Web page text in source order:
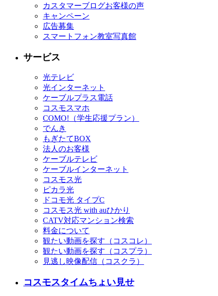
カスタマーブログお客様の声
キャンペーン
広告募集
スマートフォン教室写真館
サービス
光テレビ
光インターネット
ケーブルプラス電話
コスモスマホ
COMO!（学生応援プラン）
でんき
もぎたてBOX
法人のお客様
ケーブルテレビ
ケーブルインターネット
コスモス光
ピカラ光
ドコモ光 タイプC
コスモス光 with auひかり
CATV対応マンション検索
料金について
観たい動画を探す（コスコレ）
観たい動画を探す（コスプラ）
見逃し映像配信（コスクラ）
コスモスタイムちょい見せ